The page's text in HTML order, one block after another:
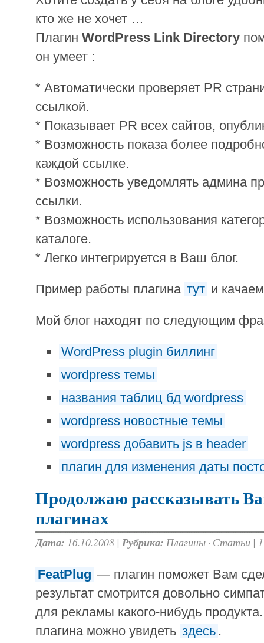
кто же не хочет …
Плагин WordPress Link Directory
он умеет :
* Автоматически проверяет PR
ссылкой.
* Показывает PR всех сайтов,
* Возможность показа более
каждой ссылке.
* Возможность уведомлять админа
ссылки.
* Возможность использования
каталоге.
* Легко интегрируется в Ваш блог.
Пример работы плагина тут и
Мой блог находят по следующим
WordPress plugin биллинг
wordpress темы
названия таблиц бд wordpress
wordpress новостные темы
wordpress добавить js в header
плагин для изменения даты
Продолжаю рассказывать
плагинах
Дата: 16.10.2008 | Рубрика: Плагины · Статьи |
FeatPlug — плагин поможет Вам
результат смотрится довольно
для рекламы какого-нибудь
плагина можно увидеть здесь .